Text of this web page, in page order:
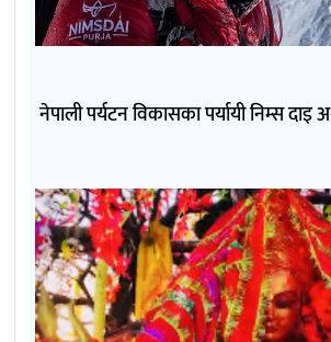
नेपाली पर्यटन विकासका पर्यायी निम्स दाइ